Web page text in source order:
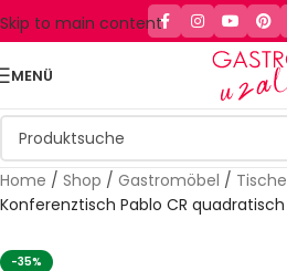
Skip to main content
MENÜ
Home / Shop / Gastromöbel / Tische
Konferenztisch Pablo CR quadratisch
-35%